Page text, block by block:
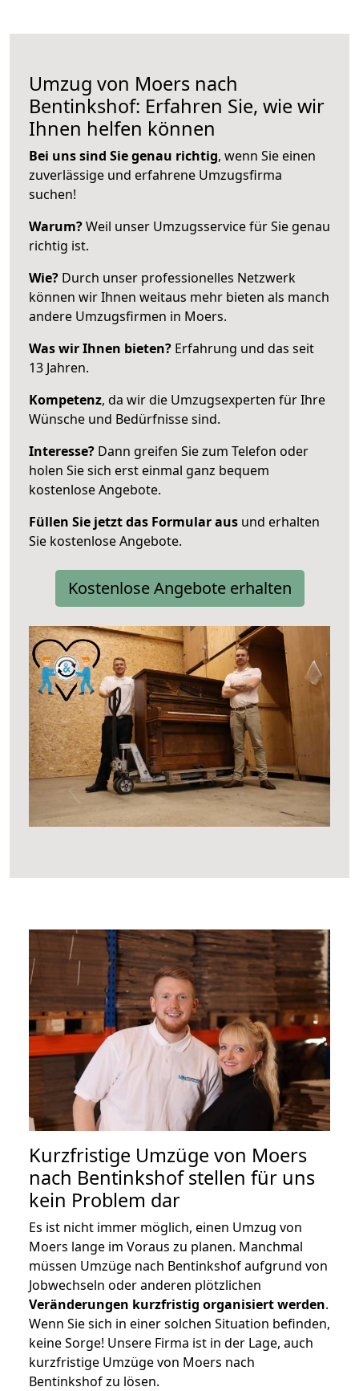
Umzug von Moers nach
Bentinkshof: Erfahren Sie, wie wir
Ihnen helfen können
Bei uns sind Sie genau richtig, wenn Sie einen
zuverlässige und erfahrene Umzugsfirma
suchen!
Warum?Weil unser Umzugsservice für Sie genau
richtig ist.
Wie? Durch unser professionelles Netzwerk
können wir Ihnen weitaus mehr bieten als manch
andere Umzugsfirmen in Moers.
Was wir Ihnen bieten? Erfahrung und das seit
13 Jahren.
Kompetenz, da wir die Umzugsexperten für Ihre
Wünsche und Bedürfnisse sind.
Interesse? Dann greifen Sie zum Telefon oder
holen Sie sich erst einmal ganz bequem
kostenlose Angebote.
Füllen Sie jetzt das Formular aus und erhalten
Sie kostenlose Angebote.
Kostenlose Angebote erhalten
Kurzfristige Umzüge von Moers
nach Bentinkshof stellen für uns
kein Problem dar
Es ist nicht immer möglich, einen Umzug von
Moers lange im Voraus zu planen. Manchmal
müssen Umzüge nach Bentinkshof aufgrund von
Jobwechseln oder anderen plötzlichen
Veränderungen kurzfristig organisiert werden.
Wenn Sie sich in einer solchen Situation befinden,
keine Sorge! Unsere Firma ist in der Lage, auch
kurzfristige Umzüge von Moers nach
Bentinkshof zu lösen.